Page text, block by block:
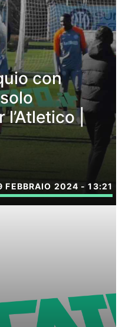
con
|
FEBBRAIO 2024 - 13:21